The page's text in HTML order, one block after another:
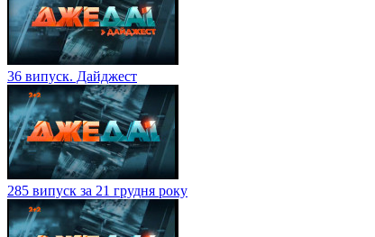
36 випуск. Дайджест
285 випуск за 21 грудня року